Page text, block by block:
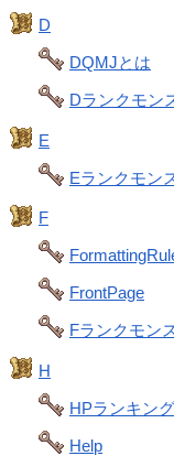
D
DQMJとは
Dランクモン
E
Eランクモン
F
FrontPage
Fランクモン
H
HPランキング
Help